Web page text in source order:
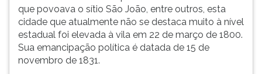
que povoava o sítio São João, entre outros, esta
cidade que atualmente não se destaca muito à nível
estadual foi elevada à vila em 22 de março de 1800.
Sua emancipação política é datada de 15 de
novembro de 1831.